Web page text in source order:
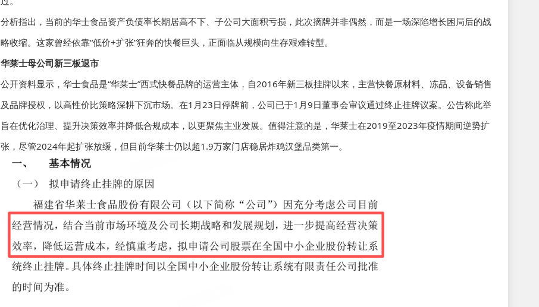
分析指出，当前的华士食品资产负债率长期居高不下、子公司大面积亏损，此次摘牌并非偶然，而是一场深陷增长困局后的战
略收缩。这家曾经依靠“低价+扩张”狂奔的快餐巨头，正面临从规模向生存艰难转型。
华莱士母公司新三板退市
公开资料显示，华士食品是“华莱士”西式快餐品牌的运营主体，自2016年新三板挂牌以来，主营快餐原材料、冻品、设备销售
及品牌授权，以高性价比策略深耕下沉市场。在1月23日停牌前，公司已于1月9日董事会审议通过终止挂牌议案。公告称此举
旨在优化治理、提升决策效率并降低合规成本，以更聚焦主业发展。值得注意的是，华莱士在2019至2023年疫情期间逆势扩
张，尽管2024年起扩张放缓，但目前华莱士仍以超1.9万家门店稳居炸鸡汉堡品类第一。